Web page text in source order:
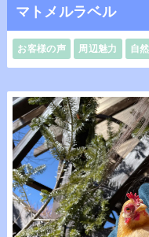
マトメルラベル
お客様の声 周辺魅力 自然